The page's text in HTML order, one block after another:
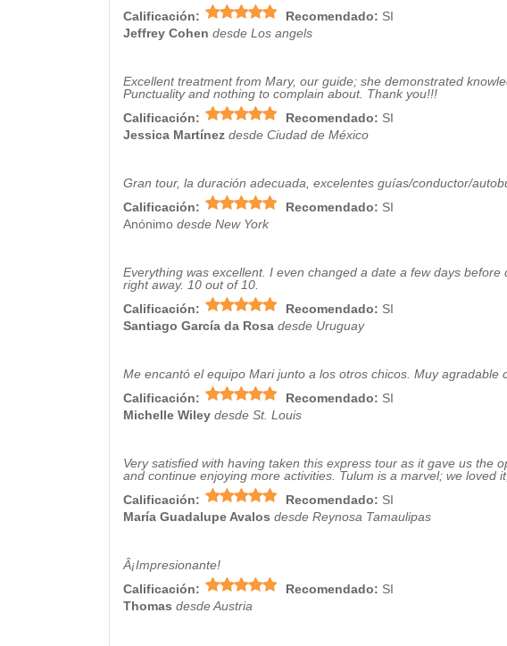
Calificación:
Recomendado: SI
Jeffrey Cohen desde Los angels
Excellent treatment from Mary, our guide; she demonstrated
Punctuality and nothing to complain about. Thank you!!!
Calificación:
Recomendado: SI
Jessica Martínez desde Ciudad de México
Gran tour, la duración adecuada, excelentes guías/conductor/
Calificación:
Recomendado: SI
Anónimo desde New York
Everything was excellent. I even changed a date a few days
right away. 10 out of 10.
Calificación:
Recomendado: SI
Santiago García da Rosa desde Uruguay
Me encantó el equipo Mari junto a los otros chicos. Muy agradable
Calificación:
Recomendado: SI
Michelle Wiley desde St. Louis
Very satisfied with having taken this express tour as it gave us the
and continue enjoying more activities. Tulum is a marvel; we loved
Calificación:
Recomendado: SI
María Guadalupe Avalos desde Reynosa Tamaulipas
Â¡Impresionante!
Calificación:
Recomendado: SI
Thomas desde Austria